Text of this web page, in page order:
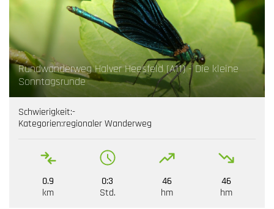
Rundwanderweg Halver Heesfeld (A11) - Die kleine
Sonntagsrunde
Schwierigkeit:-
Kategorien:regionaler Wanderweg
0.9
km
0:3
Std.
46
hm
46
hm